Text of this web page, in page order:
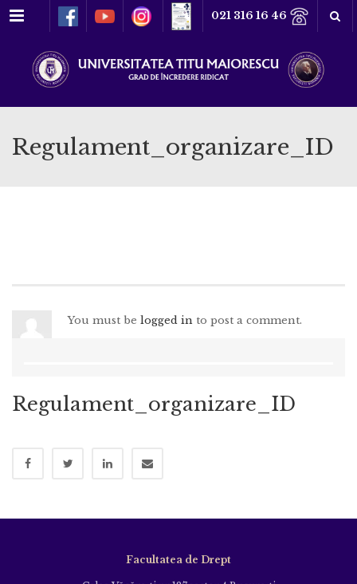
Meniu 021 316 16 46
Regulament_organizare_ID
You must be logged in to post a comment.
Regulament_organizare_ID
Facultatea de Drept